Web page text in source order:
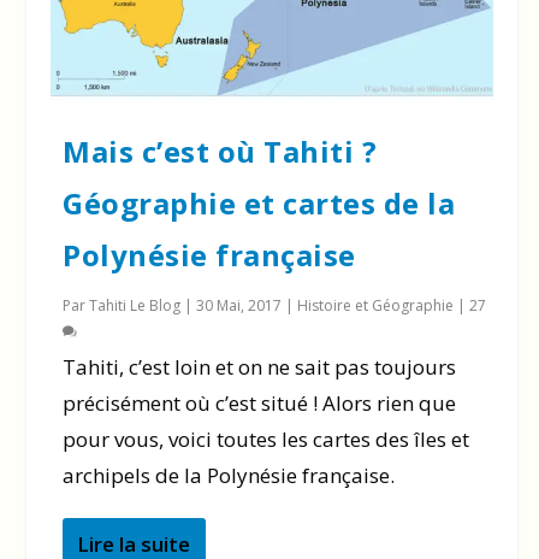
Mais c’est où Tahiti ?
Géographie et cartes de la
Polynésie française
ParTahiti Le Blog |30 Mai, 2017 | Histoire et Géographie |27
Tahiti, c’est loin et on ne sait pas toujours
précisément où c’est situé ! Alors rien que
pour vous, voici toutes les cartes des îles et
archipels de la Polynésie française.
Lire la suite